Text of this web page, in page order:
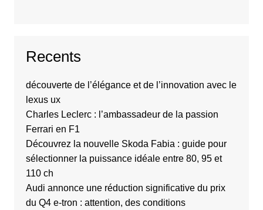
Recents
découverte de l’élégance et de l’innovation avec le
lexus ux
Charles Leclerc : l’ambassadeur de la passion
Ferrari en F1
Découvrez la nouvelle Skoda Fabia : guide pour
sélectionner la puissance idéale entre 80, 95 et
110 ch
Audi annonce une réduction significative du prix
du Q4 e-tron : attention, des conditions